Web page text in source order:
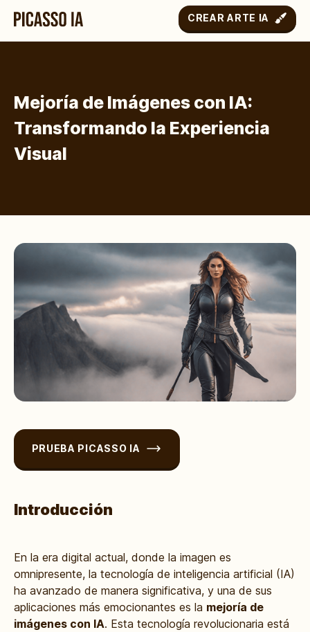
CREAR ARTE IA
Mejoría de Imágenes con IA:
Transformando la Experiencia
Visual
PRUEBA PICASSO IA
Introducción
En la era digital actual, donde la imagen es
omnipresente, la tecnología de inteligencia artificial (IA)
ha avanzado de manera significativa, y una de sus
aplicaciones más emocionantes es la mejoría de
imágenes con IA. Esta tecnología revolucionaria está